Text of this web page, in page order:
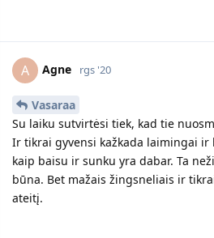
A Agne rgs '20
Vasaraa
Su laiku sutvirtėsi tiek, kad tie
Ir tikrai gyvensi kažkada laimingai ir
kaip baisu ir sunku yra dabar. Ta
būna. Bet mažais žingsneliais ir
ateitį.